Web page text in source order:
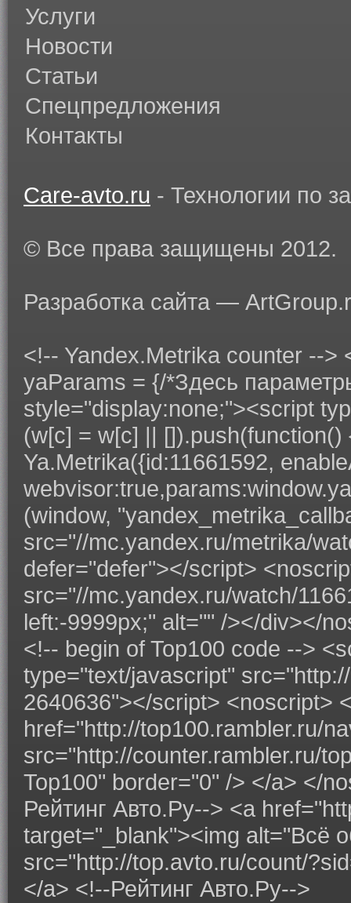
Услуги
Новости
Статьи
Спецпредложения
Контакты
Care-avto.ru - Технологии по
© Все права защищены 2012.
Разработка сайта —
<!-- Yandex.Metrika counter --
yaParams = {/*Здесь
style="display:none;"><script
(w[c] = w[c] ||
Ya.Metrika({id:11661592,
(window,
src="//mc.yandex.ru/metrika/
defer="defer"></script>
src="//mc.yandex.ru/watch/
left:-9999px;" alt="" /></div></
<!-- begin of Top100 code -->
type="text/javascript"
2640636"></script> <noscript>
href="http://top100.rambler.ru/
src="http://counter.rambler.ru/
Top100" border="0" /> </a> </
Рейтинг Авто.Ру--> <a
target="_blank"><img
src="http://top.avto.ru/count/
</a> <!--Рейтинг Авто.Ру-->